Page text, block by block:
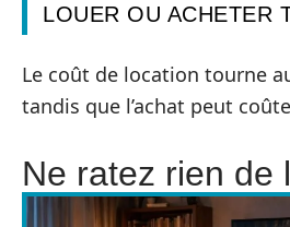
LOUER OU ACHETER
Le coût de location tourne
tandis que l’achat peut
Ne ratez rien de